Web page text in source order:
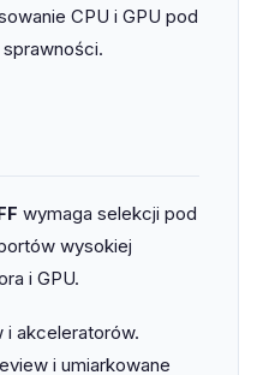
CPU i GPU pod
wymaga selekcji pod
wysokiej
i GPU.
akceleratorów.
i umiarkowane